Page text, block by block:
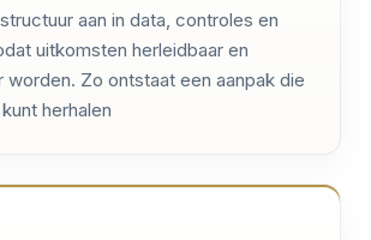
aan in data, controles en
uitkomsten herleidbaar en
worden. Zo ontstaat een aanpak die
herhalen